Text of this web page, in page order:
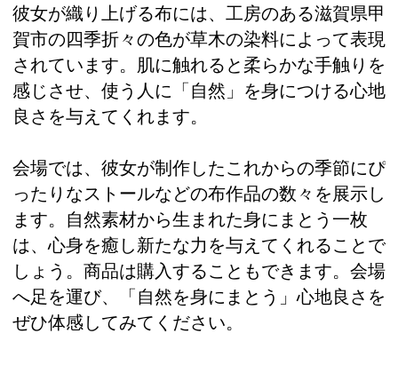
彼女が織り上げる布には、工房のある滋賀県甲
賀市の四季折々の色が草木の染料によって表現
されています。肌に触れると柔らかな手触りを
感じさせ、使う人に「自然」を身につける心地
良さを与えてくれます。
会場では、彼女が制作したこれからの季節にぴ
ったりなストールなどの布作品の数々を展示し
ます。自然素材から生まれた身にまとう一枚
は、心身を癒し新たな力を与えてくれることで
しょう。商品は購入することもできます。会場
へ足を運び、「自然を身にまとう」心地良さを
ぜひ体感してみてください。